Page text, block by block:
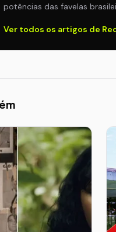
potências das favelas
Ver todos os artigos de